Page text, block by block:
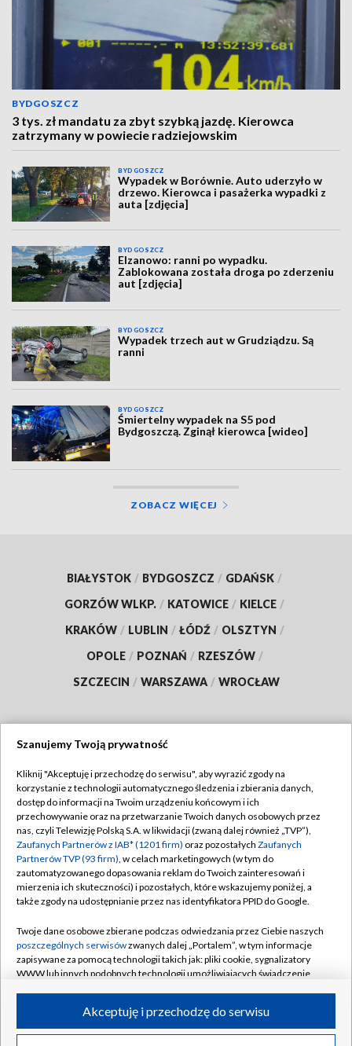
BYDGOSZCZ
3 tys. zł mandatu za zbyt szybką jazdę. Kierowca
zatrzymany w powiecie radziejowskim
BYDGOSZCZ
Wypadek w Borównie. Auto uderzyło w
drzewo. Kierowca i pasażerka wypadki z
auta [zdjęcia]
BYDGOSZCZ
Elzanowo: ranni po wypadku.
Zablokowana została droga po zderzeniu
aut [zdjęcia]
BYDGOSZCZ
Wypadek trzech aut w Grudziądzu. Są
ranni
BYDGOSZCZ
Śmiertelny wypadek na S5 pod
Bydgoszczą. Zginął kierowca [wideo]
ZOBACZ WIĘCEJ
BIAŁYSTOK / BYDGOSZCZ / GDAŃSK /
GORZÓW WLKP. / KATOWICE / KIELCE /
KRAKÓW / LUBLIN / ŁÓDŹ / OLSZTYN /
OPOLE / POZNAŃ / RZESZÓW /
SZCZECIN / WARSZAWA / WROCŁAW
TVP
Abonament TVP
Emisja w TVP
Centrum informacji TVP
Naziemna Telewizja Cyfrowa
Rada Programowa
System NOS
Informacje o nadawcy
Program dla prasy
Regulamin TVP
Polityka prywatności
Moje zgody
Pomoc
Kontakt
Kanały
©2026 Telewizja Polska S.A. w likwidacji
Szanujemy Twoją prywatność
Kliknij "Akceptuję i przechodzę do serwisu", aby wyrazić zgody na
korzystanie z technologii automatycznego śledzenia i zbierania danych,
dostęp do informacji na Twoim urządzeniu końcowym i ich
przechowywanie oraz na przetwarzanie Twoich danych osobowych przez
nas, czyli Telewizję Polską S.A. w likwidacji (zwaną dalej również „TVP”),
Zaufanych Partnerów z IAB* (1201 firm) oraz pozostałych Zaufanych
Partnerów TVP (93 firm), w celach marketingowych (w tym do
zautomatyzowanego dopasowania reklam do Twoich zainteresowań i
mierzenia ich skuteczności) i pozostałych, które wskazujemy poniżej, a
także zgody na udostępnianie przez nas identyfikatora PPID do Google.
Twoje dane osobowe zbierane podczas odwiedzania przez Ciebie naszych
poszczególnych serwisówzwanych dalej „Portalem”, w tym informacje
zapisywane za pomocą technologii takich jak: pliki cookie, sygnalizatory
WWW lub innych podobnych technologii umożliwiających świadczenie
ruchu w Internecie.Akceptuję i przechodzę do serwisu